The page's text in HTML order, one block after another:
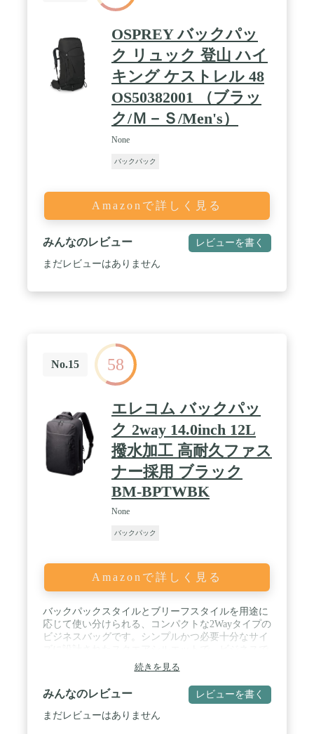
OSPREY バックパッ
ク リュック 登山 ハイ
キング ケストレル 48
OS50382001 （ブラッ
ク/Ｍ－Ｓ/Men's）
None
バックパック
Amazonで詳しく見る
みんなのレビュー レビューを書く
まだレビューはありません
No.15 58
エレコム バックパッ
ク 2way 14.0inch 12L
撥水加工 高耐久ファス
ナー採用 ブラック
BM-BPTWBK
None
バックパック
Amazonで詳しく見る
バックパックスタイルとブリーフスタイルを用途に
応じて使い分けられる、コンパクトな2Wayタイプの
ビジネスバッグです。シンプルかつ必要十分なサイ
もカジュアルでも使えるデザインです。 / バックパ
ックスタイルのときは、背負うことで両手が空くた
め、雨の日や自転車移動などの際も快適に動けま
す。 / シンプルかつ必要十分なサイズに設計された
スクエアシルエットで、ビジネスでもカジュアルで
続きを見る
みんなのレビュー レビューを書く
まだレビューはありません